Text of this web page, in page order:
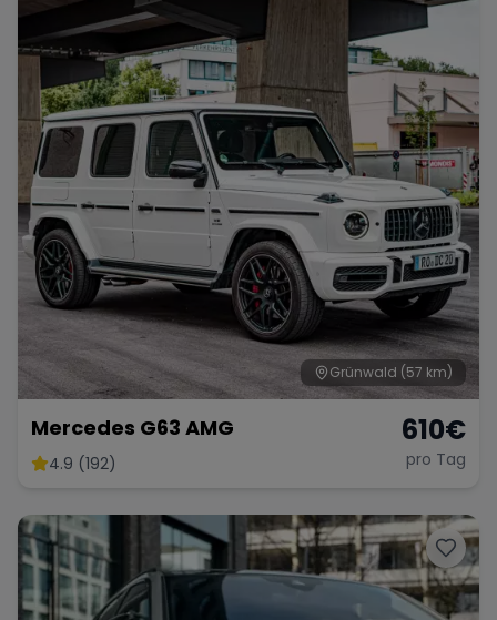
Grünwald (57 km)
Mercedes G63 AMG
4.9 (192)
610€
pro Tag